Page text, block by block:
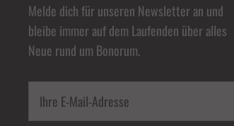
Melde dich für unseren Newsletter an und
bleibe immer auf dem Laufenden über alles
Neue rund um Bonorum.